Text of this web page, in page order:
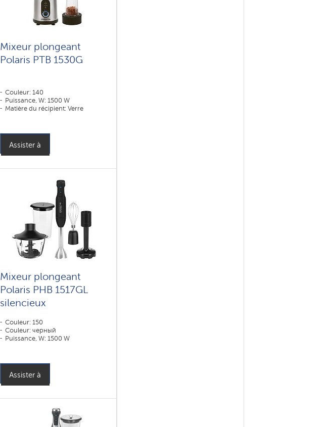
Mixeur plongeant
Polaris PTB 1530G
Couleur: 140
Puissance, W: 1500 W
Matière du récipient: Verre
Assister à
Mixeur plongeant
Polaris PHB 1517GL
silencieux
Couleur: 150
Couleur: черный
Puissance, W: 1500 W
Assister à